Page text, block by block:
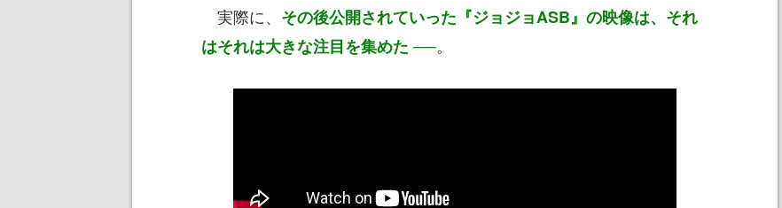
実際に、 その後公開されていった『ジョジョASB』の映像は、それ
はそれは大きな注目を集めた ──。